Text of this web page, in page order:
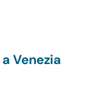
Venezia